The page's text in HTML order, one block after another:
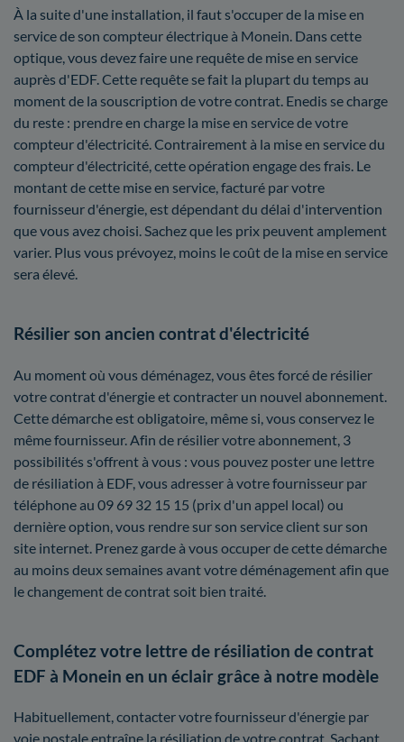
À la suite d'une installation, il faut s'occuper de la mise en
service de son compteur électrique à Monein. Dans cette
optique, vous devez faire une requête de mise en service
auprès d'EDF. Cette requête se fait la plupart du temps au
moment de la souscription de votre contrat. Enedis se charge
du reste : prendre en charge la mise en service de votre
compteur d'électricité. Contrairement à la mise en service du
compteur d'électricité, cette opération engage des frais. Le
montant de cette mise en service, facturé par votre
fournisseur d'énergie, est dépendant du délai d'intervention
que vous avez choisi. Sachez que les prix peuvent amplement
varier. Plus vous prévoyez, moins le coût de la mise en service
sera élevé.
Résilier son ancien contrat d'électricité
Au moment où vous déménagez, vous êtes forcé de résilier
votre contrat d'énergie et contracter un nouvel abonnement.
Cette démarche est obligatoire, même si, vous conservez le
même fournisseur. Afin de résilier votre abonnement, 3
possibilités s'offrent à vous : vous pouvez poster une lettre
de résiliation à EDF, vous adresser à votre fournisseur par
téléphone au 09 69 32 15 15 (prix d'un appel local) ou
dernière option, vous rendre sur son service client sur son
site internet. Prenez garde à vous occuper de cette démarche
au moins deux semaines avant votre déménagement afin que
le changement de contrat soit bien traité.
Complétez votre lettre de résiliation de contrat
EDF à Monein en un éclair grâce à notre modèle
Habituellement, contacter votre fournisseur d'énergie par
voie postale entraîne la résiliation de votre contrat. Sachant